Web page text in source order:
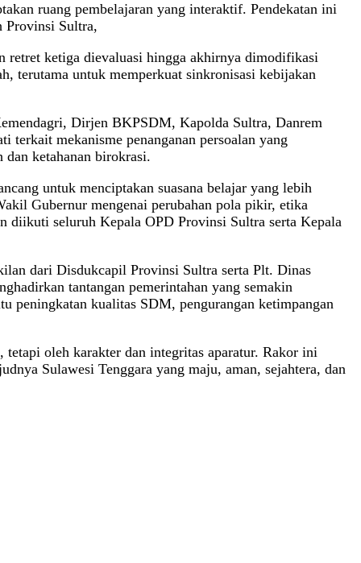
ruang pembelajaran yang interaktif. Pendekatan ini
Provinsi Sultra,
retret ketiga dievaluasi hingga akhirnya dimodifikasi
terutama untuk memperkuat sinkronisasi kebijakan
Dirjen BKPSDM, Kapolda Sultra, Danrem
terkait mekanisme penanganan persoalan yang
dan ketahanan birokrasi.
untuk menciptakan suasana belajar yang lebih
Gubernur mengenai perubahan pola pikir, etika
diikuti seluruh Kepala OPD Provinsi Sultra serta Kepala
dari Disdukcapil Provinsi Sultra serta Plt. Dinas
tantangan pemerintahan yang semakin
peningkatan kualitas SDM, pengurangan ketimpangan
tetapi oleh karakter dan integritas aparatur. Rakor ini
Sulawesi Tenggara yang maju, aman, sejahtera, dan